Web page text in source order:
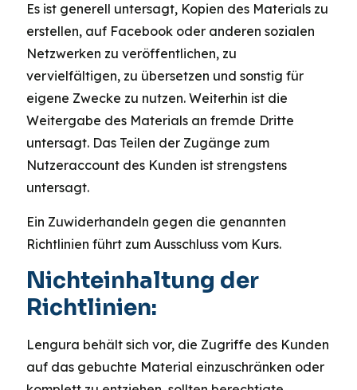
Es ist generell untersagt, Kopien des Materials zu
erstellen, auf Facebook oder anderen sozialen
Netzwerken zu veröffentlichen, zu
vervielfältigen, zu übersetzen und sonstig für
eigene Zwecke zu nutzen. Weiterhin ist die
Weitergabe des Materials an fremde Dritte
untersagt. Das Teilen der Zugänge zum
Nutzeraccount des Kunden ist strengstens
untersagt.
Ein Zuwiderhandeln gegen die genannten
Richtlinien führt zum Ausschluss vom Kurs.
Nichteinhaltung der
Richtlinien:
Lengura behält sich vor, die Zugriffe des Kunden
auf das gebuchte Material einzuschränken oder